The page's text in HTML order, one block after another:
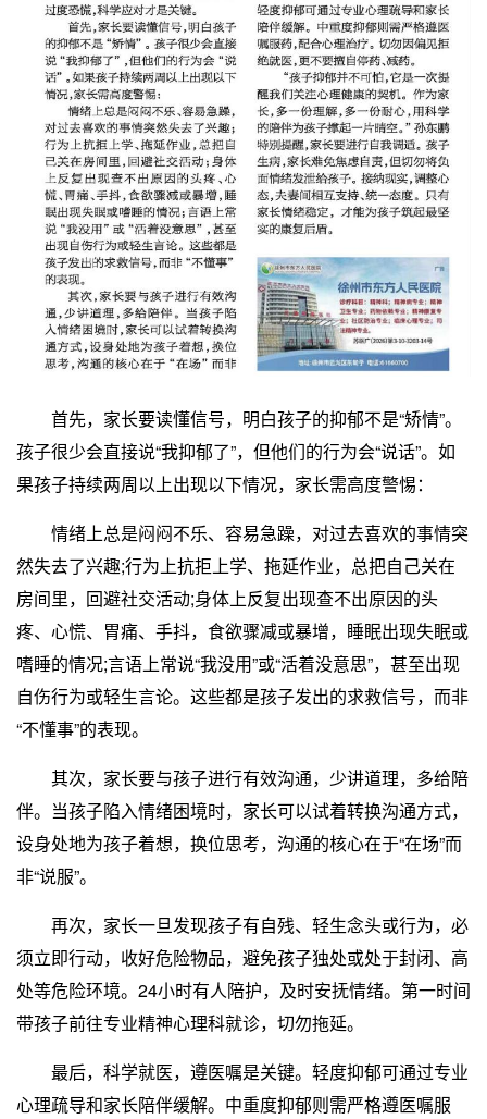
首先，家长要读懂信号，明白孩子的抑郁不是“矫情”。
孩子很少会直接说“我抑郁了”，但他们的行为会“说话”。如
果孩子持续两周以上出现以下情况，家长需高度警惕：
情绪上总是闷闷不乐、容易急躁，对过去喜欢的事情突
然失去了兴趣;行为上抗拒上学、拖延作业，总把自己关在
房间里，回避社交活动;身体上反复出现查不出原因的头
疼、心慌、胃痛、手抖，食欲骤减或暴增，睡眠出现失眠或
嗜睡的情况;言语上常说“我没用”或“活着没意思”，甚至出现
自伤行为或轻生言论。这些都是孩子发出的求救信号，而非
“不懂事”的表现。
其次，家长要与孩子进行有效沟通，少讲道理，多给陪
伴。当孩子陷入情绪困境时，家长可以试着转换沟通方式，
设身处地为孩子着想，换位思考，沟通的核心在于“在场”而
非“说服”。
再次，家长一旦发现孩子有自残、轻生念头或行为，必
须立即行动，收好危险物品，避免孩子独处或处于封闭、高
处等危险环境。24小时有人陪护，及时安抚情绪。第一时间
带孩子前往专业精神心理科就诊，切勿拖延。
最后，科学就医，遵医嘱是关键。轻度抑郁可通过专业
心理疏导和家长陪伴缓解。中重度抑郁则需严格遵医嘱服